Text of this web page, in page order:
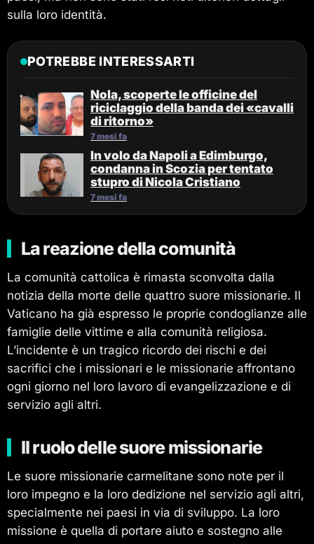
sulla loro identità.
POTREBBE INTERESSARTI
Nola, scoperte le officine del
riciclaggio della banda dei «cavalli
di ritorno»
7 mesi fa
In volo da Napoli a Edimburgo,
condanna in Scozia per tentato
stupro di Nicola Cristiano
7 mesi fa
La reazione della comunità
La comunità cattolica è rimasta sconvolta dalla
notizia della morte delle quattro suore missionarie. Il
Vaticano ha già espresso le proprie condoglianze alle
famiglie delle vittime e alla comunità religiosa.
L’incidente è un tragico ricordo dei rischi e dei
sacrifici che i missionari e le missionarie affrontano
ogni giorno nel loro lavoro di evangelizzazione e di
servizio agli altri.
Il ruolo delle suore missionarie
Le suore missionarie carmelitane sono note per il
loro impegno e la loro dedizione nel servizio agli altri,
specialmente nei paesi in via di sviluppo. La loro
missione è quella di portare aiuto e sostegno alle